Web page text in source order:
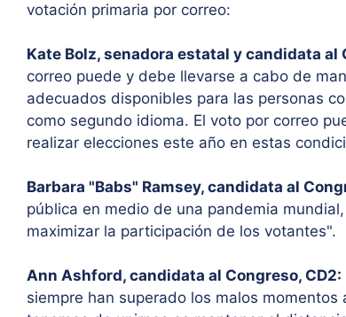
votación primaria por correo:
Kate Bolz, senadora estatal y candidata al
correo puede y debe llevarse a cabo de
adecuados disponibles para las personas
como segundo idioma. El voto por correo
realizar elecciones este año en estas
Barbara "Babs" Ramsey, candidata al
pública en medio de una pandemia
maximizar la participación de los votantes".
Ann Ashford, candidata al Congreso, CD2:
siempre han superado los malos